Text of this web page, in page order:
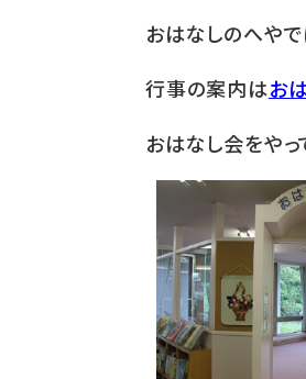
おはなしのへやで
行事の案内はお
おはなし会をや